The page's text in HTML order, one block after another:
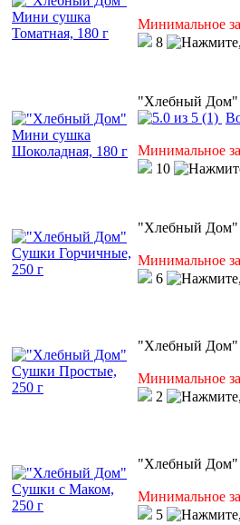
Минимальное
8
"Хлебный Дом"
(1)
Минимальное
10
"Хлебный Дом"
Минимальное
6
"Хлебный Дом"
Минимальное
2
"Хлебный Дом"
Минимальное
5